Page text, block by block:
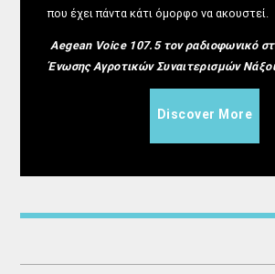
που έχει πάντα κάτι όμορφο να ακουστεί.
Aegean Voice 107.5 τον ραδιοφωνικό
Ένωσης Αγροτικών Συναιτερισμών
Discover More